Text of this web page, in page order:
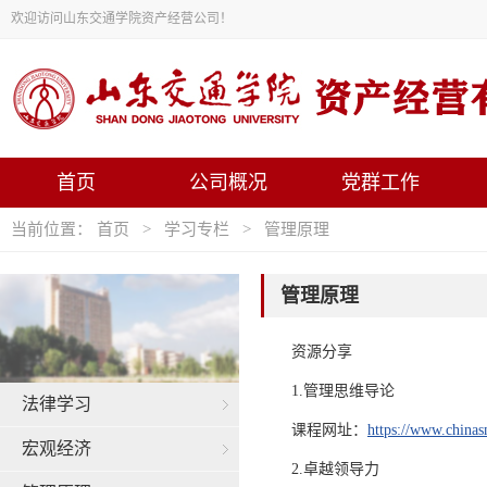
欢迎访问山东交通学院资产经营公司！
首页 公司概况 党群工作
当前位置： 首页 > 学习专栏 > 管理原理
法律学习
宏观经济
管理原理
资源分享
1.管理思维导论
课程网址： https://
2.卓越领导力